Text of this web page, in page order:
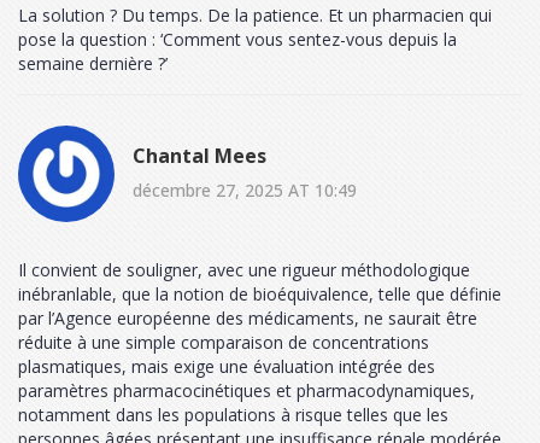
La solution ? Du temps. De la patience. Et un pharmacien qui
pose la question : ‘Comment vous sentez-vous depuis la
semaine dernière ?’
Chantal Mees
décembre 27, 2025 AT 10:49
Il convient de souligner, avec une rigueur méthodologique
inébranlable, que la notion de bioéquivalence, telle que définie
par l’Agence européenne des médicaments, ne saurait être
réduite à une simple comparaison de concentrations
plasmatiques, mais exige une évaluation intégrée des
paramètres pharmacocinétiques et pharmacodynamiques,
notamment dans les populations à risque telles que les